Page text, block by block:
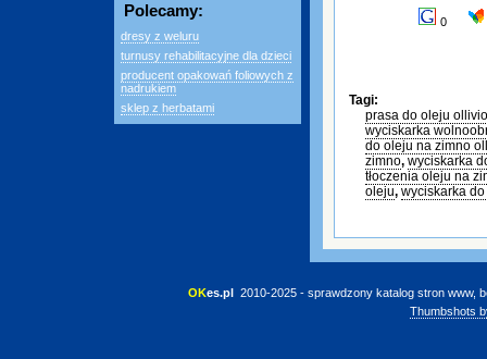
Polecamy:
dresy z weluru
turnusy rehabilitacyjne dla dzieci
producent opakowań foliowych z
nadrukiem
sklep z herbatami
0
Tagi:
prasa do oleju ollivio
wyciskarka
do oleju na zimno
zimno, wyciskarka
tłoczenia oleju na
oleju, wyciskarka
OKes.pl 2010-2025 - sprawdzony katalog stron www,
Thumbshots